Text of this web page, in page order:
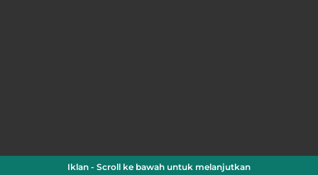
Iklan - Scroll ke bawah untuk melanjutkan